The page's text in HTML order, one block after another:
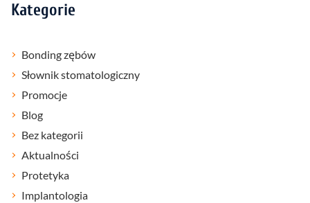
Kategorie
Bonding zębów
Słownik stomatologiczny
Promocje
Blog
Bez kategorii
Aktualności
Protetyka
Implantologia